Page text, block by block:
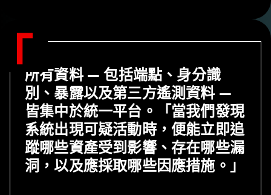
所有資料 — 包括端點、身分識
別、暴露以及第三方遙測資料 —
皆集中於統一平台。「當我們發現
系統出現可疑活動時，便能立即追
蹤哪些資產受到影響、存在哪些漏
洞，以及應採取哪些因應措施。」